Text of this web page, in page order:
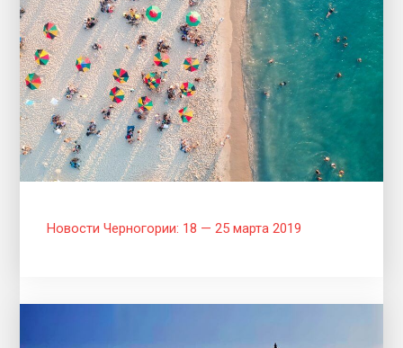
Новости Черногории: 18 — 25 марта 2019